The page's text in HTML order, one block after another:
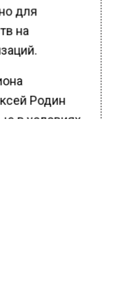
для
на
Родин
в условиях